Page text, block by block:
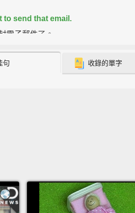
to send that email.
電子郵件了。
know that they're gonna die?
麼時候會失去意識睡著。天哪，我會
意識然後睡著，這真的超怪的。
句 收錄的單字